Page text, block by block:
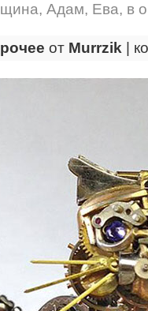
, Адам, Ева, в
от Murrzik